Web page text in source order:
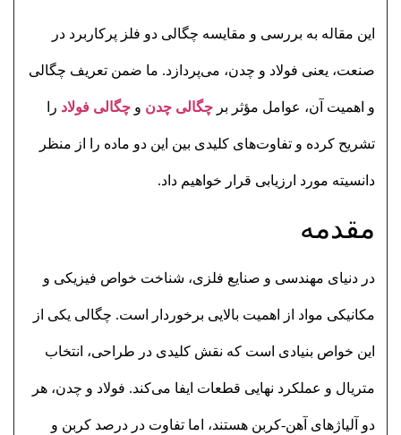
این مقاله به بررسی و مقایسه چگالی دو فلز پرکاربرد در
صنعت، یعنی فولاد و چدن، می‌پردازد. ما ضمن تعریف چگالی
و اهمیت آن، عوامل مؤثر بر چگالی چدن و چگالی فولاد را
تشریح کرده و تفاوت‌های کلیدی بین این دو ماده را از منظر
دانسیته مورد ارزیابی قرار خواهیم داد.
مقدمه
در دنیای مهندسی و صنایع فلزی، شناخت خواص فیزیکی و
مکانیکی مواد از اهمیت بالایی برخوردار است. چگالی یکی از
این خواص بنیادی است که نقش کلیدی در طراحی، انتخاب
متریال و عملکرد نهایی قطعات ایفا می‌کند. فولاد و چدن، هر
دو آلیاژهای آهن-کربن هستند، اما تفاوت در درصد کربن و